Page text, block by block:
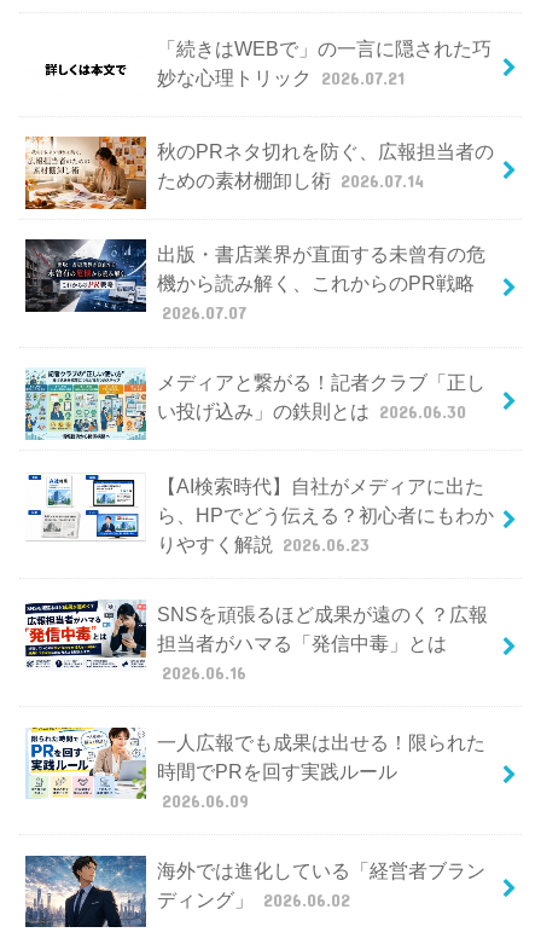
「続きはWEBで」の一言に隠された巧
妙な心理トリック
2026.07.21
秋のPRネタ切れを防ぐ、広報担当者の
ための素材棚卸し術 2026.07.14
出版・書店業界が直面する未曾有の危
機から読み解く、これからのPR戦略
2026.07.07
メディアと繋がる！記者クラブ「正し
い投げ込み」の鉄則とは 2026.06.30
【AI検索時代】自社がメディアに出た
ら、HPでどう伝える？初心者にもわか
りやすく解説
2026.06.23
SNSを頑張るほど成果が遠のく？広報
担当者がハマる「発信中毒」とは
2026.06.16
一人広報でも成果は出せる！限られた
時間でPRを回す実践ルール
2026.06.09
海外では進化している「経営者ブラン
ディング」
2026.06.02